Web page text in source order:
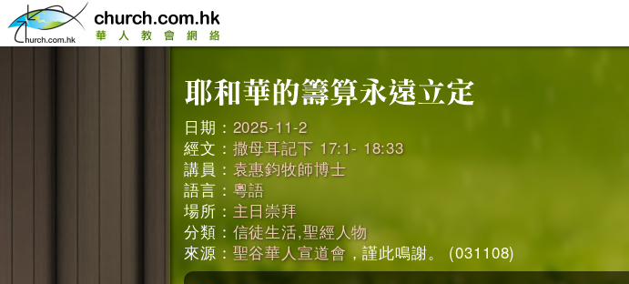
日期： 2025-11-2
經文： 撒母耳記下 17:1- 18:33
講員： 袁惠鈞牧師博士
語言： 粵語
場所： 主日崇拜
分類： 信徒生活,聖經人物
來源：聖谷華人宣道會 ，謹此鳴謝。 (031108)